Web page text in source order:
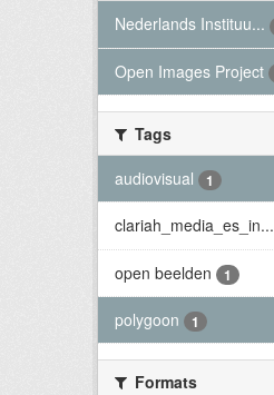
Nederlands Instituu...
Open Images Project
Tags
audiovisual
1
clariah_media_es_in...
open beelden 1
polygoon 1
Formats